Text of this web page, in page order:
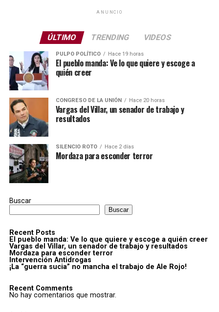
ANUNCIO
ÚLTIMO TRENDING VIDEOS
PULPO POLÍTICO Hace 19 horas
El pueblo manda: Ve lo que quiere y escoge a
quién creer
CONGRESO DE LA UNIÓN Hace 20 horas
Vargas del Villar, un senador de trabajo y
resultados
SILENCIO ROTO Hace 2 días
Mordaza para esconder terror
Buscar
Buscar
Recent Posts
El pueblo manda: Ve lo que quiere y escoge a quién creer
Vargas del Villar, un senador de trabajo y resultados
Mordaza para esconder terror
Intervención Antidrogas
¡La “guerra sucia” no mancha el trabajo de Ale Rojo!
Recent Comments
No hay comentarios que mostrar.